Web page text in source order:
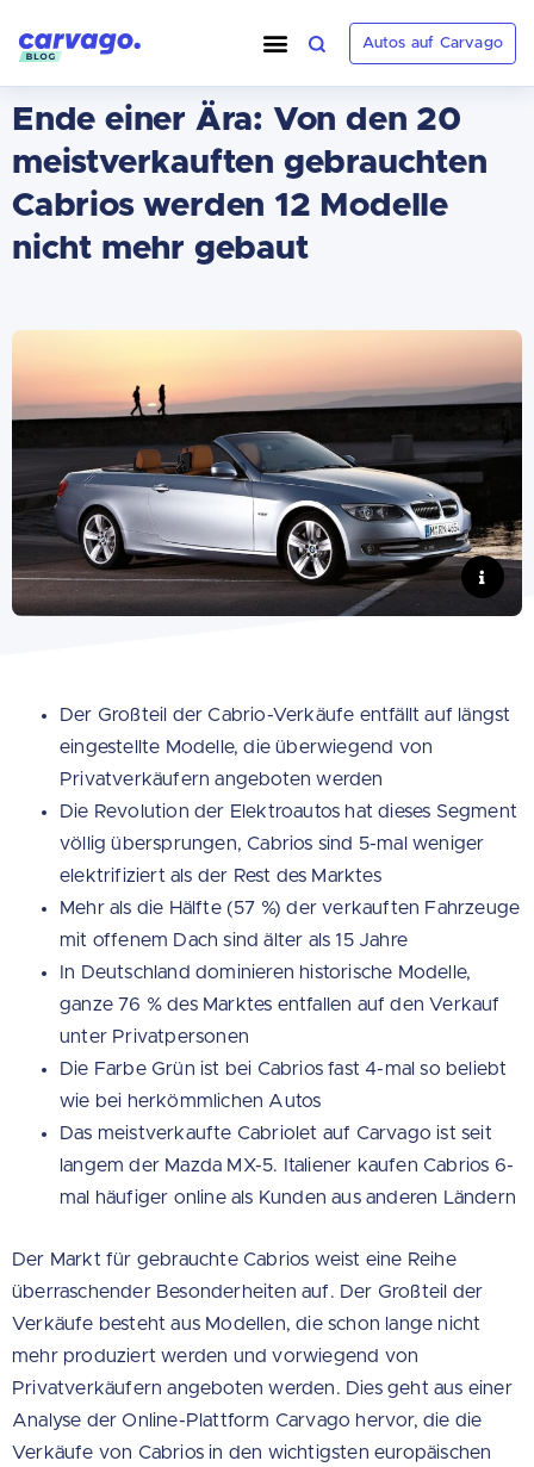
Autos auf Carvago
Ende einer Ära: Von den 20
meistverkauften gebrauchten
Cabrios werden 12 Modelle
nicht mehr gebaut
Der Großteil der Cabrio-Verkäufe entfällt auf längst
eingestellte Modelle, die überwiegend von
Privatverkäufern angeboten werden
Die Revolution der Elektroautos hat dieses Segment
völlig übersprungen, Cabrios sind 5-mal weniger
elektrifiziert als der Rest des Marktes
Mehr als die Hälfte (57 %) der verkauften Fahrzeuge
mit offenem Dach sind älter als 15 Jahre
In Deutschland dominieren historische Modelle,
ganze 76 % des Marktes entfallen auf den Verkauf
unter Privatpersonen
Die Farbe Grün ist bei Cabrios fast 4-mal so beliebt
wie bei herkömmlichen Autos
Das meistverkaufte Cabriolet auf Carvago ist seit
langem der Mazda MX-5. Italiener kaufen Cabrios 6-
mal häufiger online als Kunden aus anderen Ländern
Der Markt für gebrauchte Cabrios weist eine Reihe
überraschender Besonderheiten auf. Der Großteil der
Verkäufe besteht aus Modellen, die schon lange nicht
mehr produziert werden und vorwiegend von
Privatverkäufern angeboten werden. Dies geht aus einer
Analyse der Online-Plattform Carvago hervor, die die
Verkäufe von Cabrios in den wichtigsten europäischen